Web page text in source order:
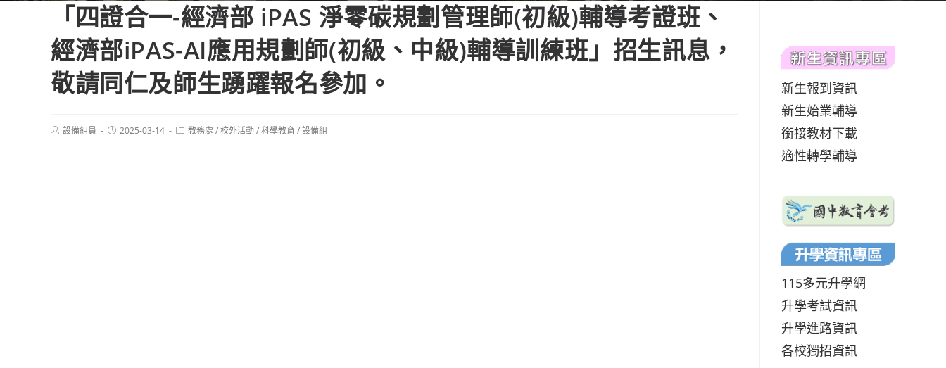
「四證合一-經濟部 iPAS 淨零碳規劃管理師(初級)輔導考證班、
經濟部iPAS-AI應用規劃師(初級、中級)輔導訓練班」招生訊息，
敬請同仁及師生踴躍報名參加。
Post設備組員
Post2025-03-14
Post教務處 /校外活動/科學教育/設備組
新生報到資訊
新生始業輔導
銜接教材下載
適性轉學輔導
115多元升學網
升學考試資訊
升學進路資訊
各校獨招資訊